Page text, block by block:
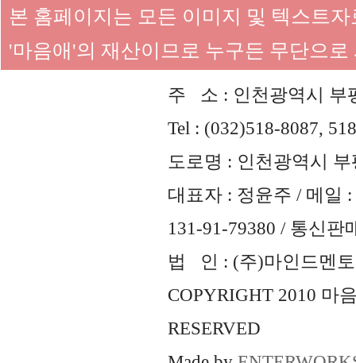
본 홈페이지는 모든 이미지 및 텍스트
'마음애'의 재산이므로 누구든 무단으
주 소 : 인천광역시 부
Tel : (032)518-8087,
도로명 : 인천광역시
대표자 : 정윤주 / 메일 :
131-91-79380 / 통신판
법 인 : (주)마인드멘토
COPYRIGHT 2010 마
RESERVED